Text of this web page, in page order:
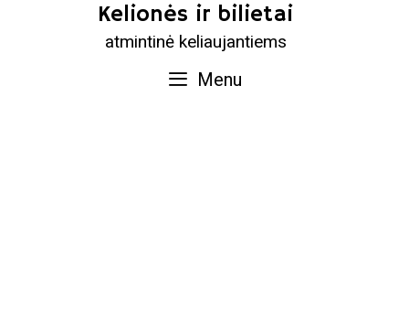
Kelionės ir bilietai
atmintinė keliaujantiems
Menu